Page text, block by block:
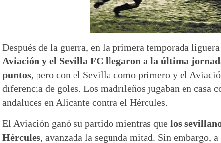
Después de la guerra, en la primera temporada
Aviación y el Sevilla FC llegaron a la última
puntos, pero con el Sevilla como primero y el
diferencia de goles. Los madrileños jugaban en casa
andaluces en Alicante contra el Hércules.
El Aviación ganó su partido mientras que los
Hércules, avanzada la segunda mitad. Sin embargo,